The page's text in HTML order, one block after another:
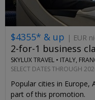
$4355* & up | EUR
2-for-1 business
SKYLUX TRAVEL • ITALY,
CHINA, AUSTRALIA, MORE
SELECT DATES THROUGH
Popular cities in Europe,
part of this promotion.